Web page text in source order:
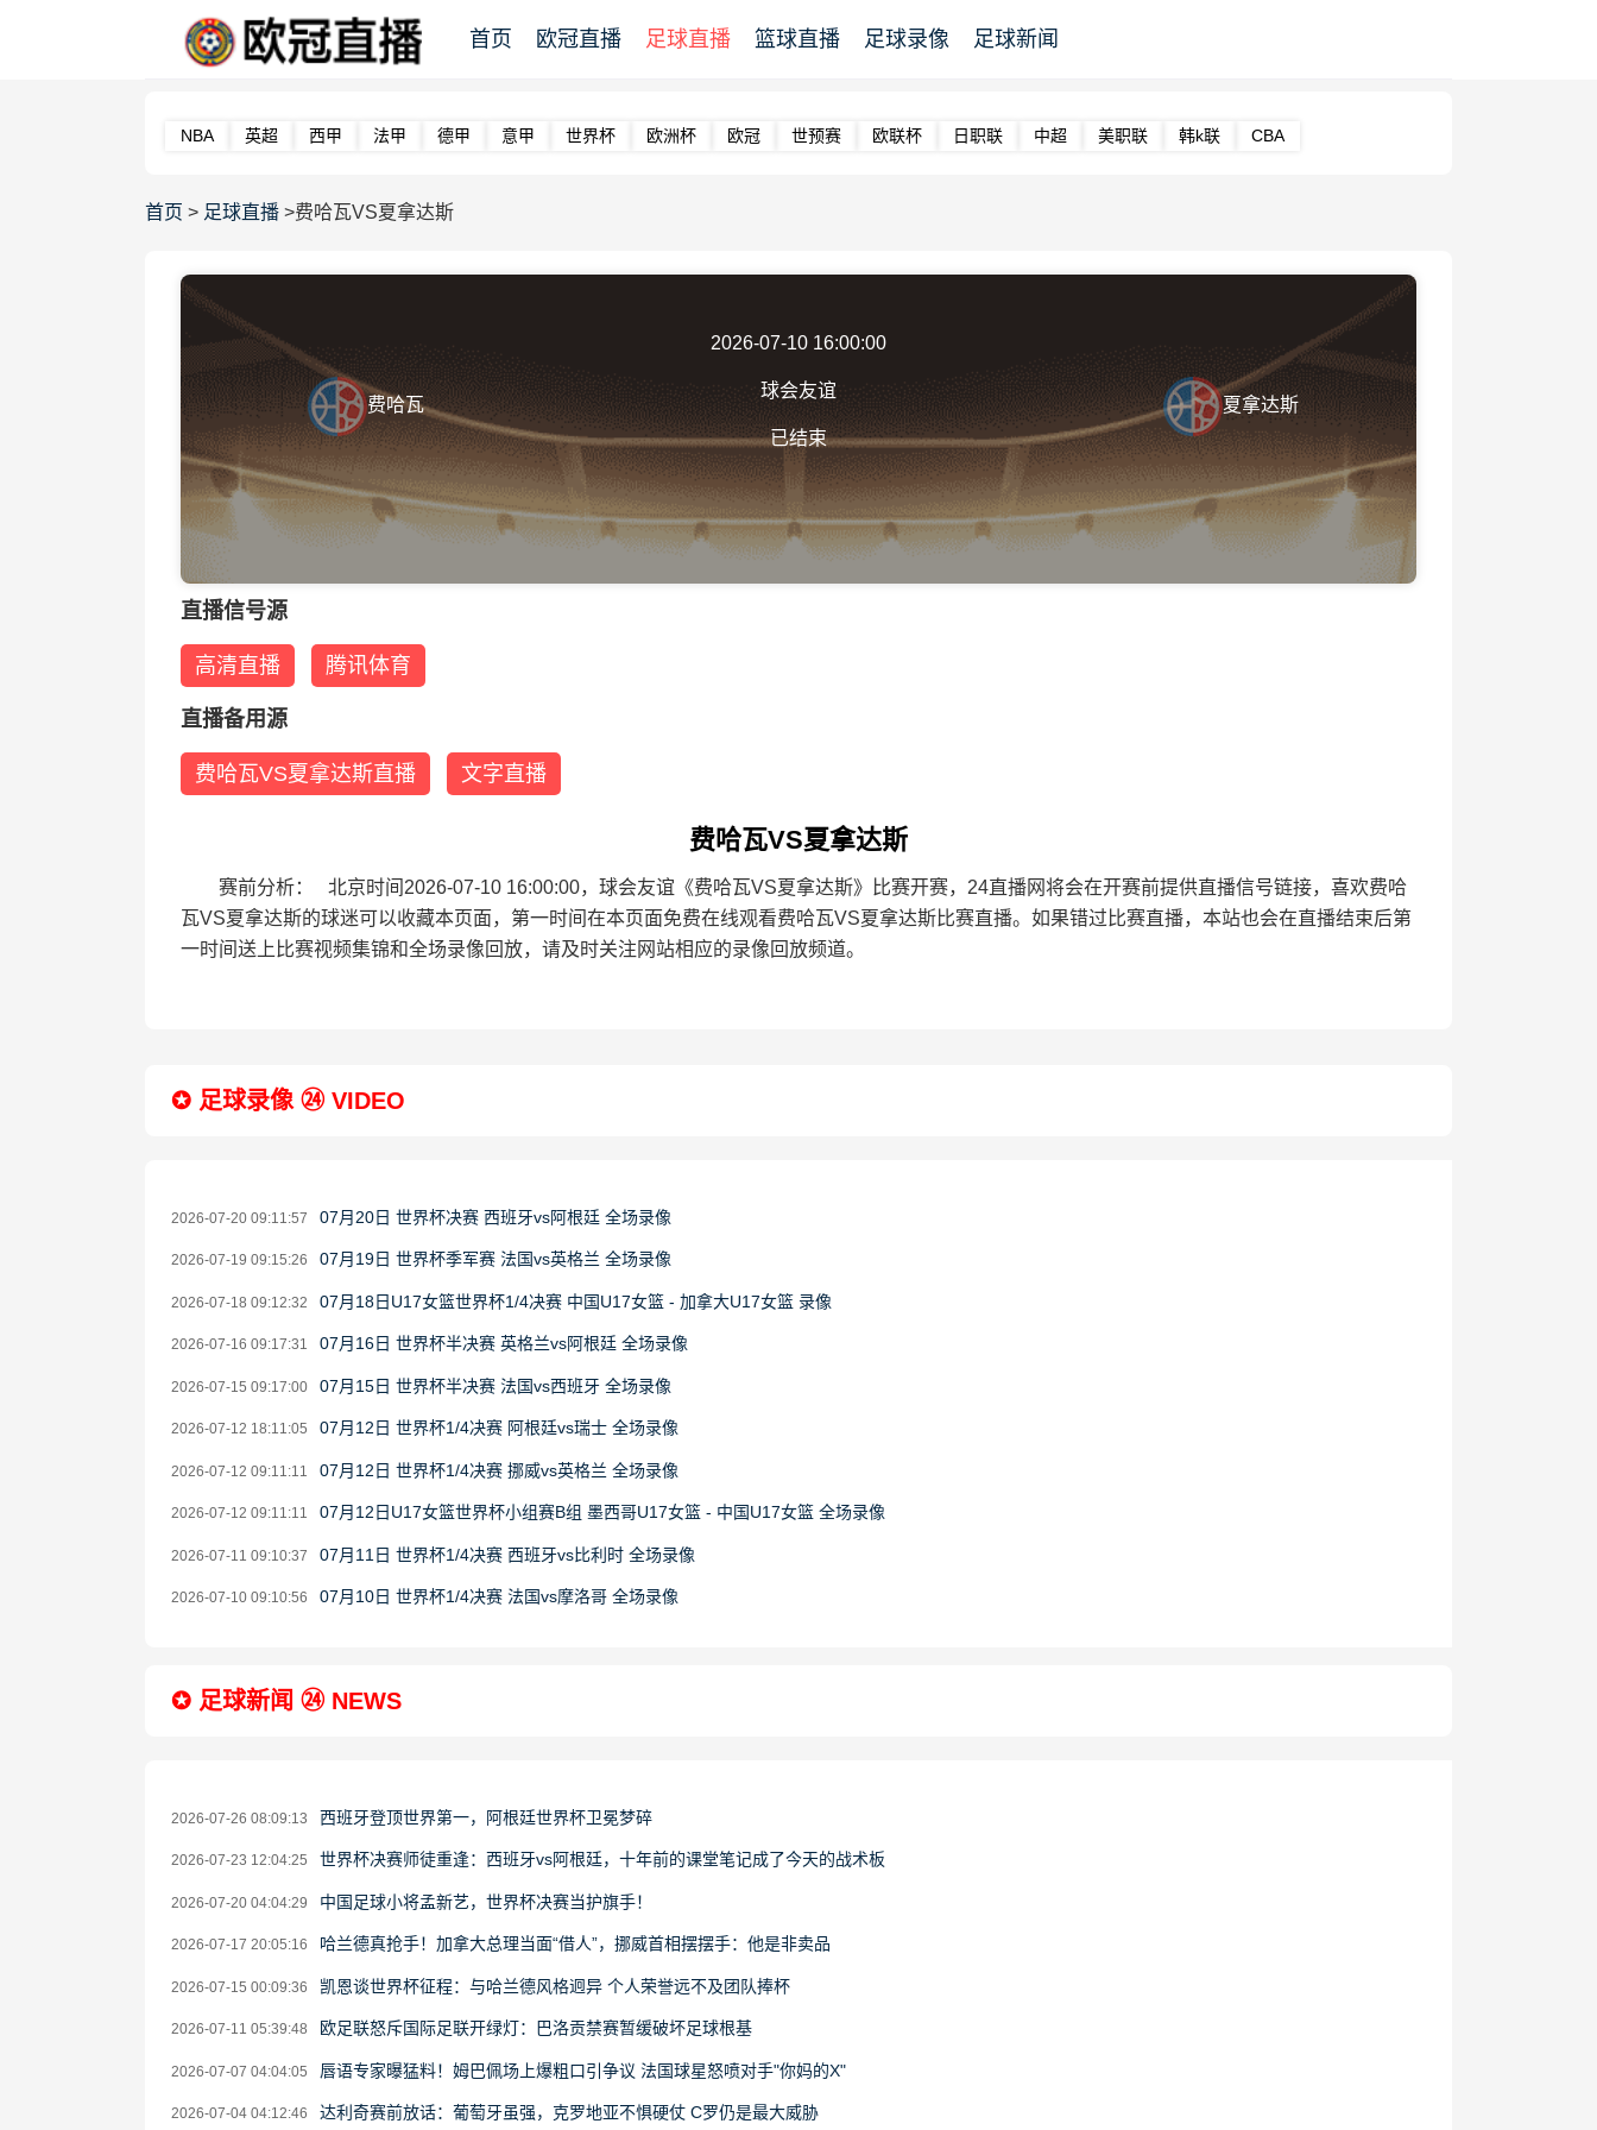
首页 欧冠直播 足球直播 篮球直播 足球录像 足球新闻
NBA 英超 西甲 法甲 德甲 意甲 世界杯 欧洲杯 欧冠 世预赛 欧联杯 日职联 中超 美职联 韩k联 CBA
首页 > 足球直播 >费哈瓦VS夏拿达斯
费哈瓦
2026-07-10 16:00:00
球会友谊
已结束
夏拿达斯
直播信号源
高清直播 腾讯体育
直播备用源
费哈瓦VS夏拿达斯直播 文字直播
费哈瓦VS夏拿达斯
赛前分析： 北京时间2026-07-10 16:00:00，球会友谊《费哈瓦VS夏拿达斯》比赛开赛，24直播网将会在开赛前提供直播信号链接，喜欢费哈
瓦VS夏拿达斯的球迷可以收藏本页面，第一时间在本页面免费在线观看费哈瓦VS夏拿达斯比赛直播。如果错过比赛直播，本站也会在直播结束后第
一时间送上比赛视频集锦和全场录像回放，请及时关注网站相应的录像回放频道。
✪ 足球录像 ㉔ VIDEO
2026-07-20 09:11:57 07月20日 世界杯决赛 西班牙vs阿根廷 全场录像
2026-07-19 09:15:26 07月19日 世界杯季军赛 法国vs英格兰 全场录像
2026-07-18 09:12:32 07月18日U17女篮世界杯1/4决赛 中国U17女篮 - 加拿大U17女篮 录像
2026-07-16 09:17:31 07月16日 世界杯半决赛 英格兰vs阿根廷 全场录像
2026-07-15 09:17:00 07月15日 世界杯半决赛 法国vs西班牙 全场录像
2026-07-12 18:11:05 07月12日 世界杯1/4决赛 阿根廷vs瑞士 全场录像
2026-07-12 09:11:11 07月12日 世界杯1/4决赛 挪威vs英格兰 全场录像
2026-07-12 09:11:11 07月12日U17女篮世界杯小组赛B组 墨西哥U17女篮 - 中国U17女篮 全场录像
2026-07-11 09:10:37 07月11日 世界杯1/4决赛 西班牙vs比利时 全场录像
2026-07-10 09:10:56 07月10日 世界杯1/4决赛 法国vs摩洛哥 全场录像
✪ 足球新闻 ㉔ NEWS
2026-07-26 08:09:13 西班牙登顶世界第一，阿根廷世界杯卫冕梦碎
2026-07-23 12:04:25 世界杯决赛师徒重逢：西班牙vs阿根廷，十年前的课堂笔记成了今天的战术板
2026-07-20 04:04:29 中国足球小将孟新艺，世界杯决赛当护旗手！
2026-07-17 20:05:16 哈兰德真抢手！加拿大总理当面“借人”，挪威首相摆摆手：他是非卖品
2026-07-15 00:09:36 凯恩谈世界杯征程：与哈兰德风格迥异 个人荣誉远不及团队捧杯
2026-07-11 05:39:48 欧足联怒斥国际足联开绿灯：巴洛贡禁赛暂缓破坏足球根基
2026-07-07 04:04:05 唇语专家曝猛料！姆巴佩场上爆粗口引争议 法国球星怒喷对手"你妈的X"
2026-07-04 04:12:46 达利奇赛前放话：葡萄牙虽强，克罗地亚不惧硬仗 C罗仍是最大威胁